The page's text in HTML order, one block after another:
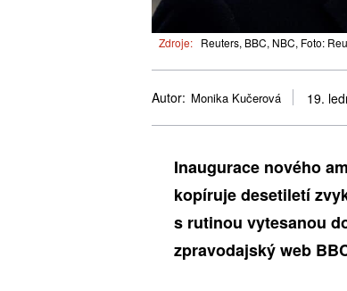
Zdroje: Reuters, BBC, NBC, Foto:
Autor: Monika Kučerová 19.
Inaugurace nového
kopíruje desetiletí
s rutinou vytesanou
zpravodajský web